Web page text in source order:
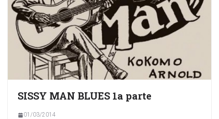
SISSY MAN BLUES 1a parte
01/03/2014